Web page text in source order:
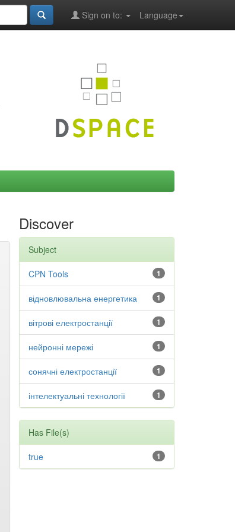
Language
Sign on to:
Discover
Subject
1
CPN Tools
1
відновлювальна енергетика
1
вітрові електростанції
1
нейронні мережі
1
сонячні електростанції
1
інтелектуальні технології
Has File(s)
1
true